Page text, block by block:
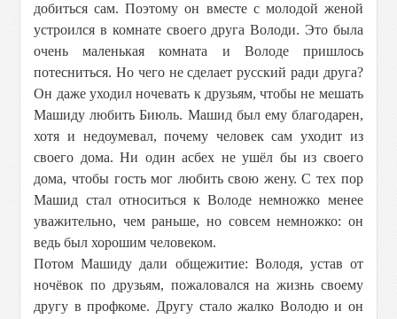
добиться сам. Поэтому он вместе с молодой женой
устроился в комнате своего друга Володи. Это была
очень маленькая комната и Володе пришлось
потесниться. Но чего не сделает русский ради друга?
Он даже уходил ночевать к друзьям, чтобы не мешать
Машиду любить Биюль. Машид был ему благодарен,
хотя и недоумевал, почему человек сам уходит из
своего дома. Ни один асбех не ушёл бы из своего
дома, чтобы гость мог любить свою жену. С тех пор
Машид стал относиться к Володе немножко менее
уважительно, чем раньше, но совсем немножко: он
ведь был хорошим человеком.
Потом Машиду дали общежитие: Володя, устав от
ночёвок по друзьям, пожаловался на жизнь своему
другу в профкоме. Другу стало жалко Володю и он